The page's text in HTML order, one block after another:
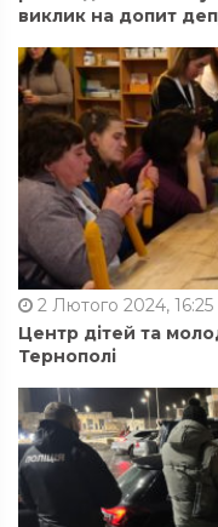
виклик на допит
2 Лютого 2024, 16:25
Центр дітей та
Тернополі